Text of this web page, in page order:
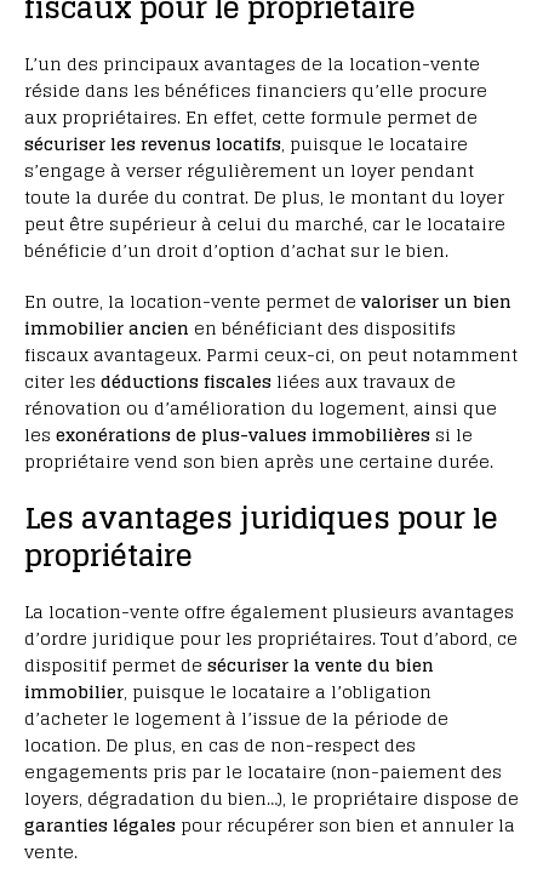
L’un des principaux avantages de la location-vente
réside dans les bénéfices financiers qu’elle procure
aux propriétaires. En effet, cette formule permet de
sécuriser les revenus locatifs, puisque le locataire
s’engage à verser régulièrement un loyer pendant
toute la durée du contrat. De plus, le montant du loyer
peut être supérieur à celui du marché, car le locataire
bénéficie d’un droit d’option d’achat sur le bien.
En outre, la location-vente permet de valoriser un bien
immobilier ancien en bénéficiant des dispositifs
fiscaux avantageux. Parmi ceux-ci, on peut notamment
citer les déductions fiscales liées aux travaux de
rénovation ou d’amélioration du logement, ainsi que
les exonérations de plus-values immobilières si le
propriétaire vend son bien après une certaine durée.
Les avantages juridiques pour le
propriétaire
La location-vente offre également plusieurs avantages
d’ordre juridique pour les propriétaires. Tout d’abord, ce
dispositif permet de sécuriser la vente du bien
immobilier, puisque le locataire a l’obligation
d’acheter le logement à l’issue de la période de
location. De plus, en cas de non-respect des
engagements pris par le locataire (non-paiement des
loyers, dégradation du bien…), le propriétaire dispose de
garanties légales pour récupérer son bien et annuler la
vente.